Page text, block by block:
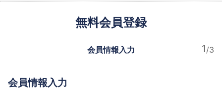
無料会員登録
会員情報入力
会員情報入力